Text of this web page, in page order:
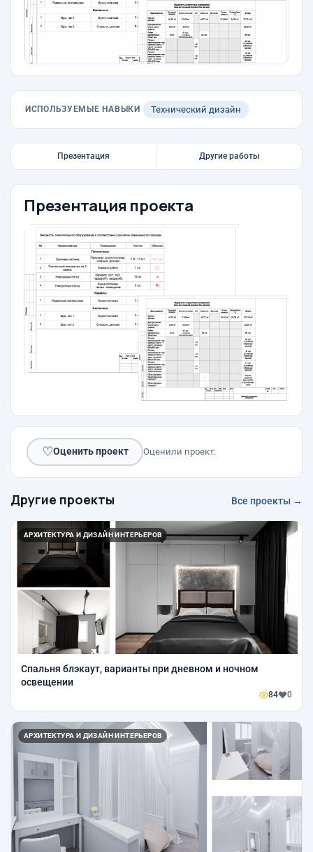
ИСПОЛЬЗУЕМЫЕ НАВЫКИ Технический дизайн
Презентация Другие работы
Презентация проекта
♡Оценить проект Оценили проект:
Другие проекты Все проекты →
АРХИТЕКТУРА И ДИЗАЙН ИНТЕРЬЕРОВ
Спальня блэкаут, варианты при дневном и ночном
освещении
84 0
АРХИТЕКТУРА И ДИЗАЙН ИНТЕРЬЕРОВ